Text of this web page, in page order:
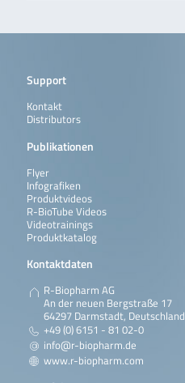
Support
Kontakt
Distributors
Publikationen
Flyer
Infografiken
Produktvideos
R-BioTube Videos
Videotrainings
Produktkatalog
Kontaktdaten
R-Biopharm AG
An der neuen Bergstraße 17
64297 Darmstadt, Deutschland
+49 (0) 6151 - 81 02-0
info@r-biopharm.de
www.r-biopharm.com